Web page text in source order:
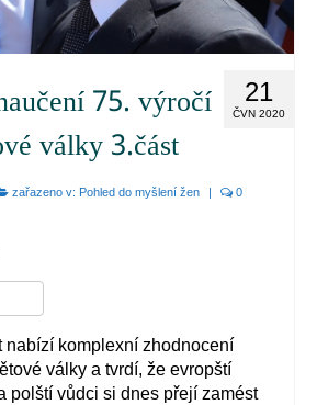
21
ČVN 2020
75. výročí
války 3.část
zařazeno v: Pohled do myšlení žen 0
nabízí komplexní zhodnocení
války a tvrdí, že evropští
polští vůdci si dnes přejí zamést